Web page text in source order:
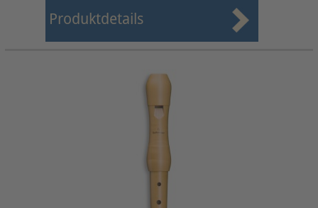
Produktdetails